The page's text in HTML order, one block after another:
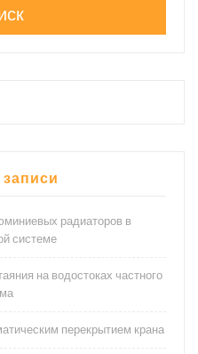
радиаторов в
системе
на водостоках частного
перекрытием крана